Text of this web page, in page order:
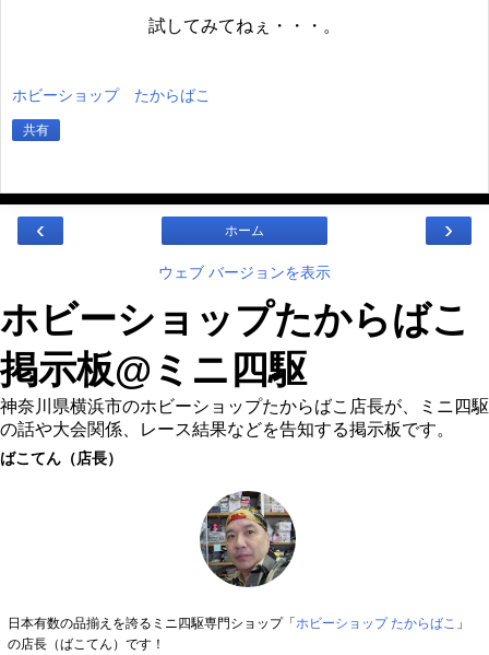
試してみてねぇ・・・。
ホビーショップ たからばこ
共有
‹ ›
ホーム
ウェブ バージョンを表示
ホビーショップたからばこ
掲示板@ミニ四駆
神奈川県横浜市のホビーショップたからばこ店長が、ミニ四駆
の話や大会関係、レース結果などを告知する掲示板です。
ばこてん（店長）
日本有数の品揃えを誇るミニ四駆専門ショップ「 ホビーショップ たからばこ 」
の店長（ばこてん）です！